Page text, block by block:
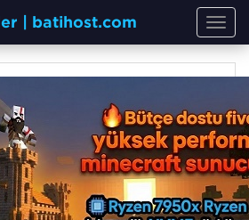
| batihost.com